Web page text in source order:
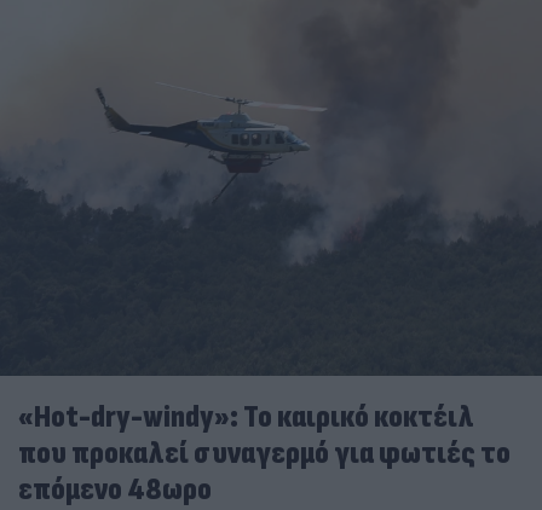
«Hot-dry-windy»: Το καιρικό κοκτέιλ
που προκαλεί συναγερμό για φωτιές το
επόμενο 48ωρο